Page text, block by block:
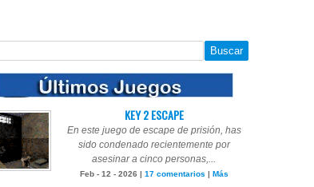
KEY 2 ESCAPE
En este juego de escape de prisión, has
sido condenado recientemente por
asesinar a cinco personas,...
Feb - 12 - 2026 | 17 comentarios | Más